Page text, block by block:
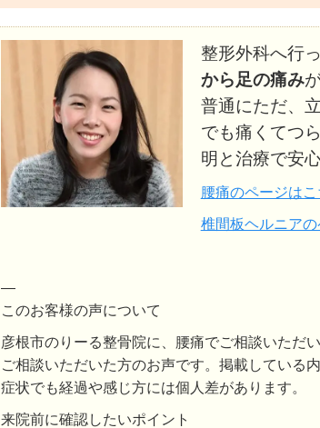
整形外科へ行
から足の痛み
普通にただ、
でも痛くてつ
明と治療で安
腰痛のページはこ
椎間板ヘルニア
—
このお客様の声について
彦根市のりーる整骨院に、腰痛でご相談いただ
ご相談いただいた方のお声です。掲載している
症状でも経過や感じ方には個人差があります。
来院前に確認したいポイント